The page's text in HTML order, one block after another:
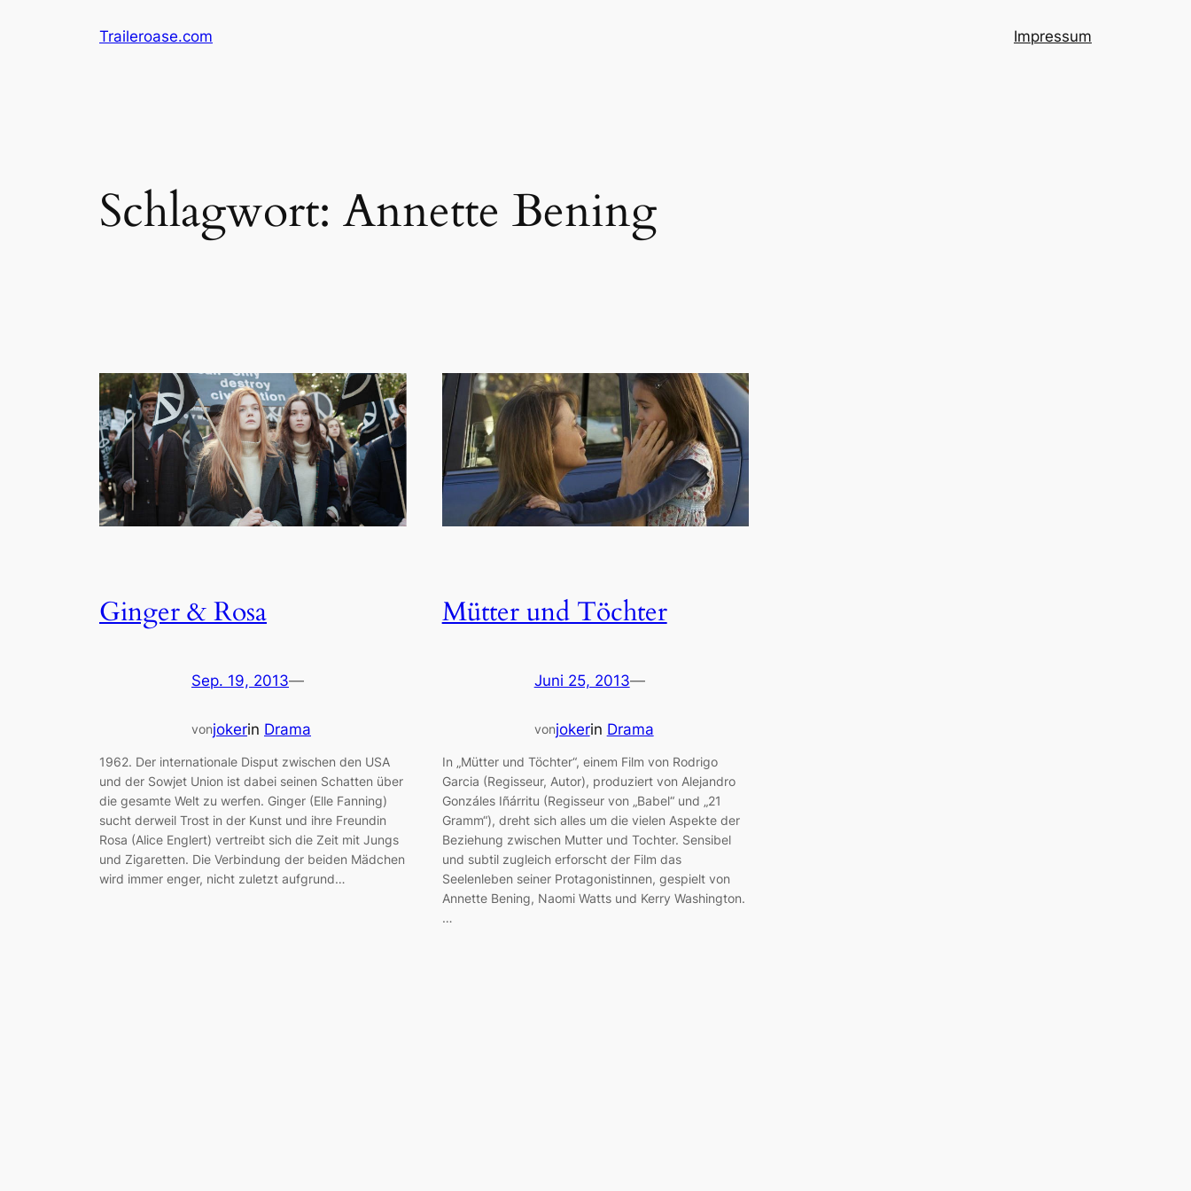
Traileroase.com Impressum
Schlagwort: Annette Bening
Ginger & Rosa
Sep. 19, 2013—
vonjokerin Drama
1962. Der internationale Disput zwischen den USA
und der Sowjet Union ist dabei seinen Schatten über
die gesamte Welt zu werfen. Ginger (Elle Fanning)
sucht derweil Trost in der Kunst und ihre Freundin
Rosa (Alice Englert) vertreibt sich die Zeit mit Jungs
und Zigaretten. Die Verbindung der beiden Mädchen
wird immer enger, nicht zuletzt aufgrund…
Mütter und Töchter
Juni 25, 2013—
vonjokerin Drama
In „Mütter und Töchter“, einem Film von Rodrigo
Garcia (Regisseur, Autor), produziert von Alejandro
Gonzáles Iñárritu (Regisseur von „Babel“ und „21
Gramm“), dreht sich alles um die vielen Aspekte der
Beziehung zwischen Mutter und Tochter. Sensibel
und subtil zugleich erforscht der Film das
Seelenleben seiner Protagonistinnen, gespielt von
Annette Bening, Naomi Watts und Kerry Washington.
…